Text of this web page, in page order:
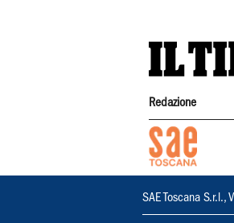
Redazione
SAE Toscana